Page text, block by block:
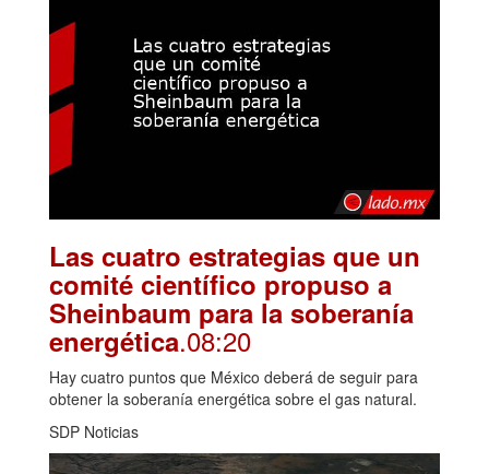
Las cuatro estrategias que un
comité científico propuso a
Sheinbaum para la soberanía
energética.08:20
Hay cuatro puntos que México deberá de seguir para
obtener la soberanía energética sobre el gas natural.
SDP Noticias